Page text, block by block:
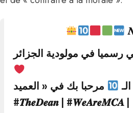
#𝑻𝒉𝒆𝑫𝒆𝒂𝒏 | #𝑾𝒆𝑨𝒓𝒆𝑴𝑪𝑨 |